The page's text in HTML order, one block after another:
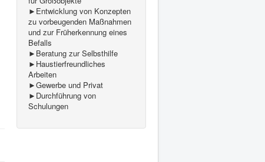
►Entwicklung von Konzepten
zu vorbeugenden Maßnahmen
und zur Früherkennung eines
Befalls
►Beratung zur Selbsthilfe
►Haustierfreundliches
Arbeiten
►Gewerbe und Privat
►Durchführung von
Schulungen